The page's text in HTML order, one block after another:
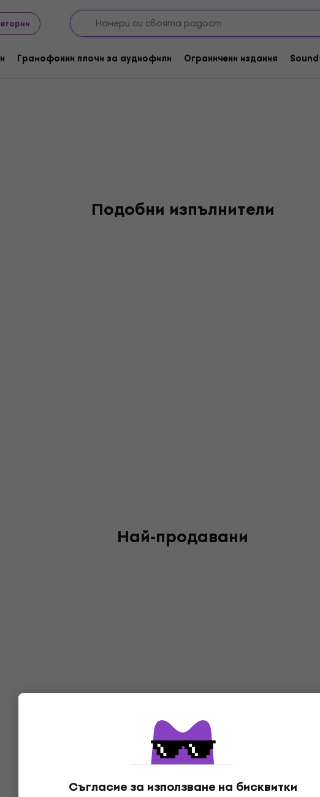
Грамофонни плочи за аудиофили Ограничени издания
Съгласие за използване на бисквитки
Pontes
Подобни изпълнители
Най-продавани